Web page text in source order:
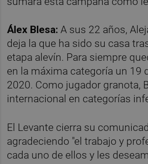
Álex Blesa: A sus 22 años,
deja la que ha sido su casa
etapa alevín. Para siempre
en la máxima categoría un 19
2020. Como jugador granota,
internacional en categorías
El Levante cierra su
agradeciendo "el trabajo y
cada uno de ellos y les